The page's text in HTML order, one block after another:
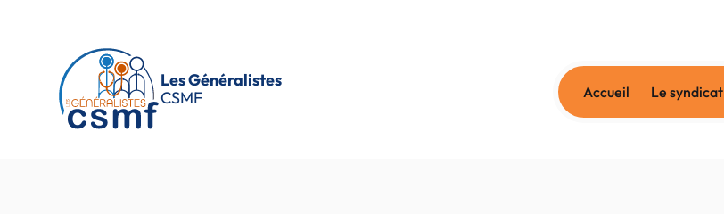
Les Généralistes
CSMF
Accueil Le syndicat